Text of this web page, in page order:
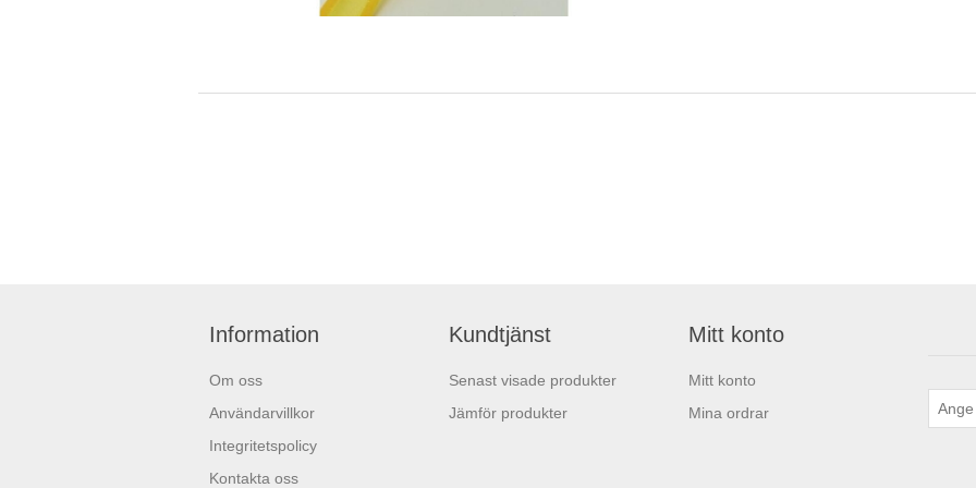
Information
Om oss
Användarvillkor
Integritetspolicy
Kontakta oss
Kundtjänst
Senast visade produkter
Jämför produkter
Mitt konto
Mitt konto
Mina ordrar